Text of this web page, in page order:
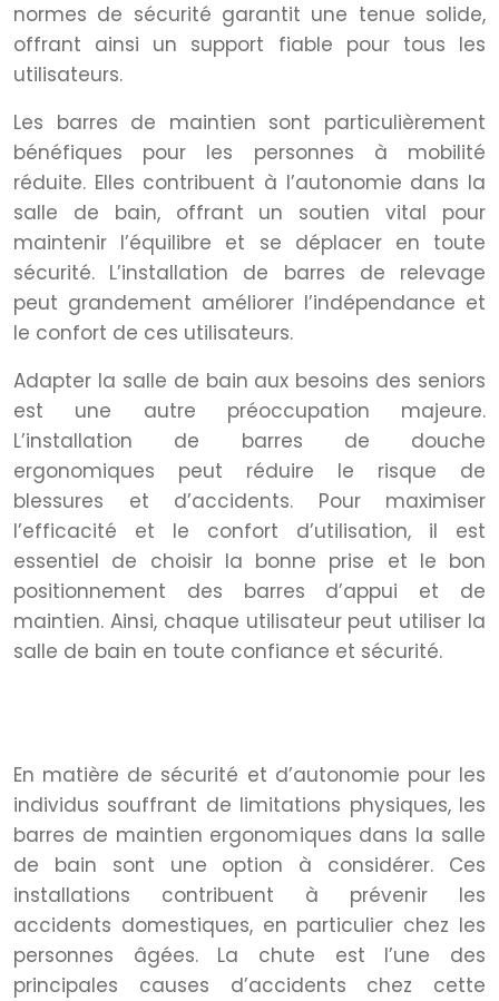
normes de sécurité garantit une tenue solide,
offrant ainsi un support fiable pour tous les
utilisateurs.
Les barres de maintien sont particulièrement
bénéfiques pour les personnes à mobilité
réduite. Elles contribuent à l’autonomie dans la
salle de bain, offrant un soutien vital pour
maintenir l’équilibre et se déplacer en toute
sécurité. L’installation de barres de relevage
peut grandement améliorer l’indépendance et
le confort de ces utilisateurs.
Adapter la salle de bain aux besoins des seniors
est une autre préoccupation majeure.
L’installation de barres de douche
ergonomiques peut réduire le risque de
blessures et d’accidents. Pour maximiser
l’efficacité et le confort d’utilisation, il est
essentiel de choisir la bonne prise et le bon
positionnement des barres d’appui et de
maintien. Ainsi, chaque utilisateur peut utiliser la
salle de bain en toute confiance et sécurité.
En matière de sécurité et d’autonomie pour les
individus souffrant de limitations physiques, les
barres de maintien ergonomiques dans la salle
de bain sont une option à considérer. Ces
installations contribuent à prévenir les
accidents domestiques, en particulier chez les
personnes âgées. La chute est l’une des
principales causes d’accidents chez cette